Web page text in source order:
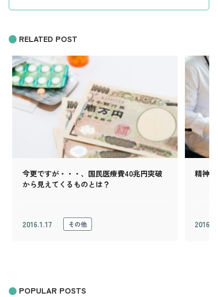
RELATED POST
今更ですが・・・、国民医療費40兆円突破
から見えてくるものとは？
2016.1.17 その他
精神
POPULAR POSTS